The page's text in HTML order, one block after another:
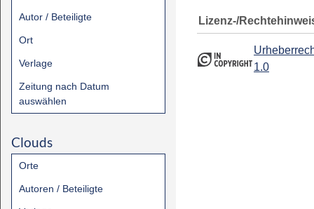
Autor / Beteiligte
Ort
Verlage
Zeitung nach Datum
auswählen
Clouds
Orte
Autoren / Beteiligte
Lizenz-/
1.0